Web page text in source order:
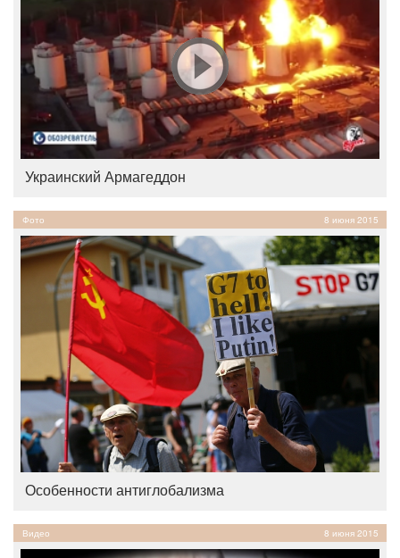
Украинский Армагеддон
Фото 8 июня 2015
Особенности антиглобализма
Видео 8 июня 2015